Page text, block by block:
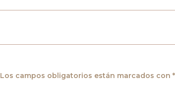
Los campos obligatorios están marcados con*